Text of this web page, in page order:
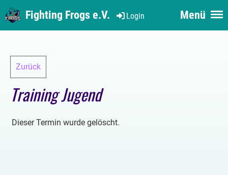
Menü
Login
Fighting Frogs e.V.
Zurück
Training Jugend
Dieser Termin wurde gelöscht.